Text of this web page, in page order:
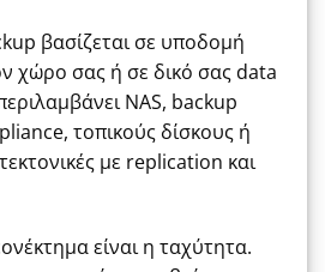
βασίζεται σε υποδομή
χώρο σας ή σε δικό σας data
NAS, backup
τοπικούς δίσκους ή
με replication και
είναι η ταχύτητα.